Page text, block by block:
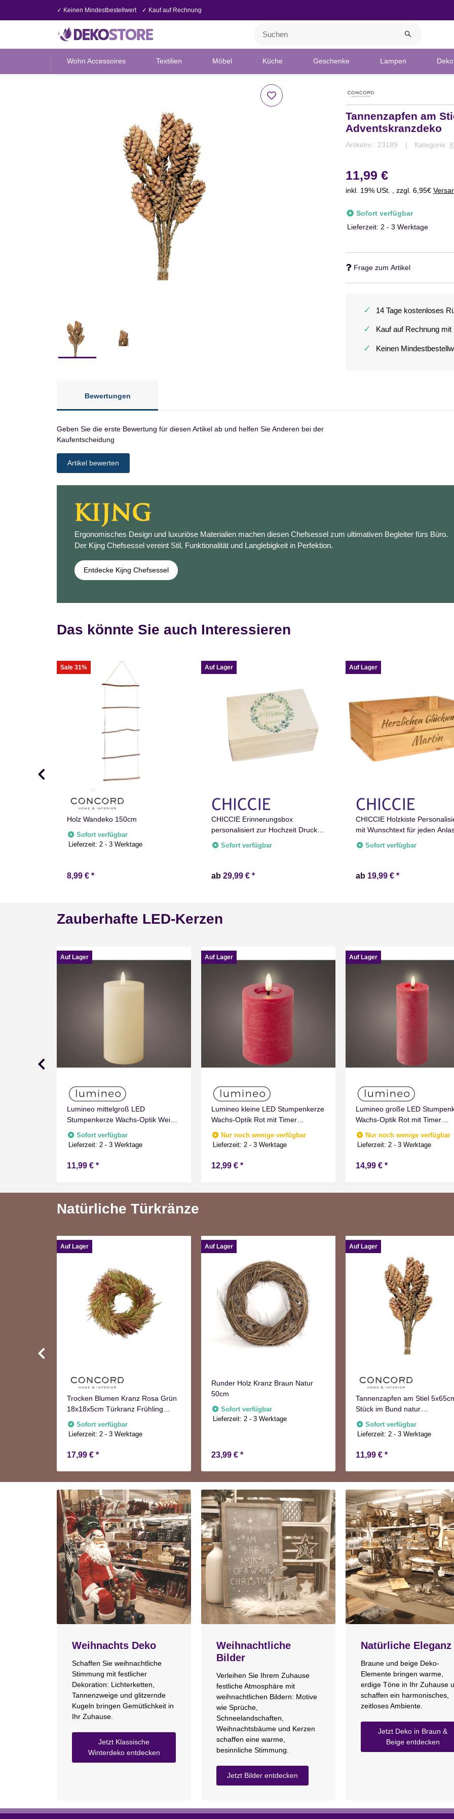
✓ Keinen Mindestbestellwert ✓ Kauf auf Rechnung
Wohn Accessoires Textilien Möbel Küche Geschenke Lampen
Tannenzapfen am
Adventskranzdeko
Artikelnr.: 23189 Kategorie:
11,99 €
inkl. 19% USt. , zzgl. 6,95€
Sofort verfügbar
Lieferzeit: 2 - 3 Werktage
Frage zum Artikel
✓ 14 Tage kostenloses
✓ Kauf auf Rechnung mit
✓ Keinen
Bewertungen
Geben Sie die erste Bewertung für diesen Artikel ab und helfen Sie Anderen bei der
Kaufentscheidung
Artikel bewerten
Ergonomisches Design und luxuriöse Materialien machen diesen Chefsessel zum ultimativen Begleiter fürs Büro.
Der Kijng Chefsessel vereint Stil, Funktionalität und Langlebigkeit in Perfektion.
Entdecke Kijng Chefsessel
Das könnte Sie auch Interessieren
Sale 31%
Holz Wandeko 150cm
Sofort verfügbar
Lieferzeit:2 - 3 Werktage
8,99 € *
Auf Lager
CHICCIE Erinnerungsbox
personalisiert zur Hochzeit Druck
farbig Eukalyptus Kranz -
Hochzeitstag Holzkiste für
Sofort verfügbar
ab 29,99 € *
Auf Lager
CHICCIE Holzkiste
mit Wunschtext für jeden
Gravierte Erinnerungskiste
Geburtstag Hochzeit Abschied
Sofort verfügbar
ab 19,99 € *
Zauberhafte LED-Kerzen
Auf Lager
Lumineo mittelgroß LED
Stumpenkerze Wachs-Optik Weiß
mit Timer Flammen Effect für
Drinnen Warmweiß 15 cm hoch
Sofort verfügbar
Lieferzeit: 2 - 3 Werktage
11,99 € *
Auf Lager
Lumineo kleine LED Stumpenkerze
Wachs-Optik Rot mit Timer
Flammen Effect für Drinnen
Warmweiß 11 cm hoch
Nur noch wenige verfügbar
Lieferzeit: 2 - 3 Werktage
12,99 € *
Auf Lager
Lumineo große LED
Wachs-Optik Rot mit Timer
Flammen Effect für Drinnen
Warmweiß 19 cm hoch
Nur noch wenige verfügbar
Lieferzeit: 2 - 3 Werktage
14,99 € *
Natürliche Türkränze
Auf Lager
Trocken Blumen Kranz Rosa Grün
18x18x5cm Türkranz Frühling
Herbst
Sofort verfügbar
Lieferzeit:2 - 3 Werktage
17,99 € *
Auf Lager
Runder Holz Kranz Braun Natur
50cm
Sofort verfügbar
Lieferzeit:2 - 3 Werktage
23,99 € *
Auf Lager
Tannenzapfen am Stiel
Stück im Bund natur
Adventskranzdeko
Sofort verfügbar
Lieferzeit:2 - 3 Werktage
11,99 € *
Weihnachts Deko
Schaffen Sie weihnachtliche
Stimmung mit festlicher
Dekoration: Lichterketten,
Tannenzweige und glitzernde
Kugeln bringen Gemütlichkeit in
Ihr Zuhause.
Jetzt Klassische
Winterdeko entdecken
Weihnachtliche
Bilder
Verleihen Sie Ihrem Zuhause
festliche Atmosphäre mit
weihnachtlichen Bildern: Motive
wie Sprüche,
Schneelandschaften,
Weihnachtsbäume und Kerzen
schaffen eine warme,
besinnliche Stimmung.
Jetzt Bilder entdecken
Natürliche Eleganz
Braune und beige Deko-
Elemente bringen warme,
erdige Töne in Ihr Zuhause
schaffen ein harmonisches,
zeitloses Ambiente.
Jetzt Deko in Braun &
Beige entdecken